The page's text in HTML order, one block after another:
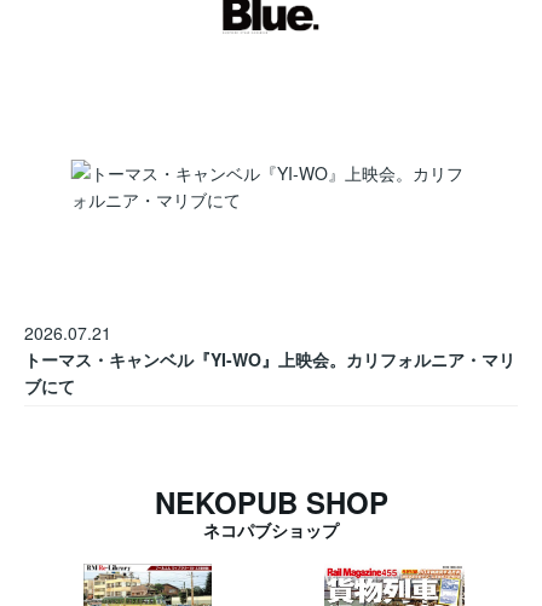
2026.07.21
トーマス・キャンベル『YI-WO』上映会。カリフォルニア・マリ
ブにて
NEKOPUB SHOP
ネコパブショップ